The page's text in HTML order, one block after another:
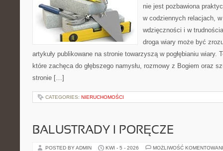
nie jest pozbawiona
w codziennych relacjach,
wdzięczności i w
droga wiary może być
artykuły publikowane na stronie towarzyszą w pogłębianiu wiary.
które zachęca do głębszego namysłu, rozmowy z Bogiem oraz
stronie […]
CATEGORIES: NIERUCHOMOŚCI
BALUSTRADY I PORĘCZE
POSTED BY ADMIN KWI - 5 - 2026 MOŻLIWOŚĆ